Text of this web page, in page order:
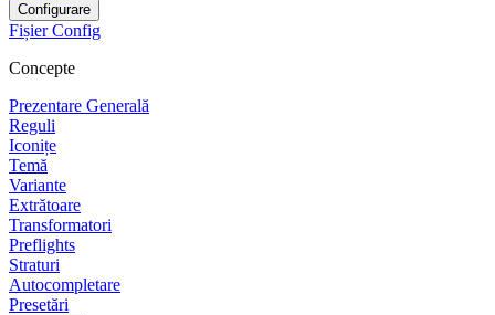
Configurare
Fișier Config
Concepte
Prezentare Generală
Reguli
Iconițe
Temă
Variante
Extrătoare
Transformatori
Preflights
Straturi
Autocompletare
Presetări